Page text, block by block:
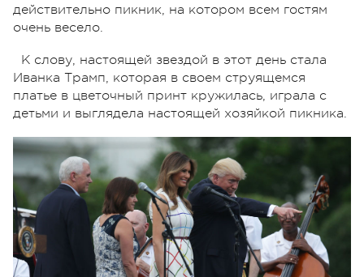
действительно пикник, на котором всем гостям
очень весело.
К слову, настоящей звездой в этот день стала
Иванка Трамп, которая в своем струящемся
платье в цветочный принт кружилась, играла с
детьми и выглядела настоящей хозяйкой пикника.